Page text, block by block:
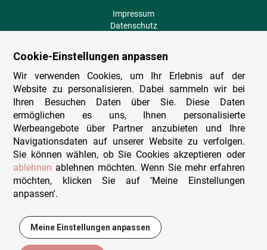
Impressum
Datenschutz
Versand und Lieferung
Zahlungsarten
Herstellungsland
Widerruf
Sitemap
Beratung & Support
Wir sind persönlich erreichbar
+49 (0)341 4912 210
Kontakt-Formular
Cookie-Einstellungen anpassen
Wir verwenden Cookies, um Ihr Erlebnis auf der
Website zu personalisieren. Dabei sammeln wir bei
Ihren Besuchen Daten über Sie. Diese Daten
ermöglichen es uns, Ihnen personalisierte
Werbeangebote über Partner anzubieten und Ihre
Navigationsdaten auf unserer Website zu verfolgen.
Sie können wählen, ob Sie Cookies akzeptieren oder
ablehnen ablehnen möchten. Wenn Sie mehr erfahren
möchten, klicken Sie auf 'Meine Einstellungen
anpassen'.
Meine Einstellungen anpassen